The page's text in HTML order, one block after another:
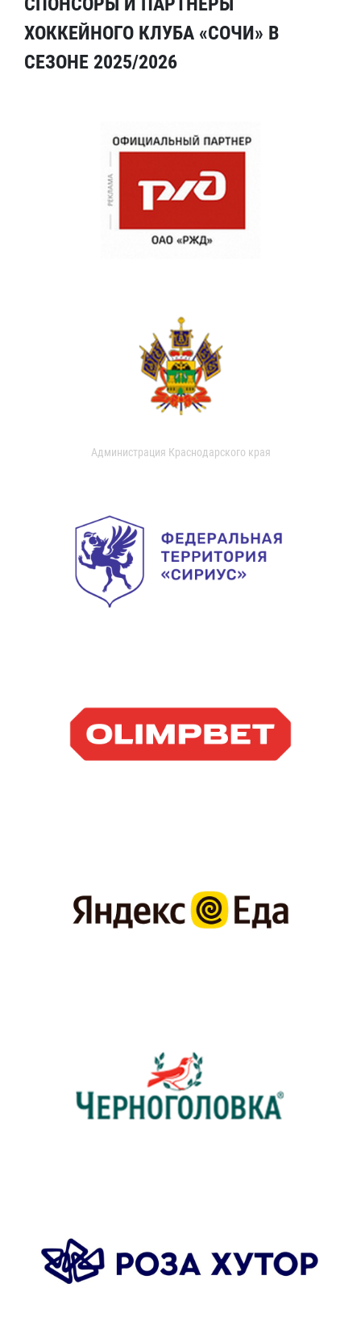
ХОККЕЙНОГО КЛУБА «СОЧИ» В
СЕЗОНЕ 2025/2026
Администрация Краснодарского края